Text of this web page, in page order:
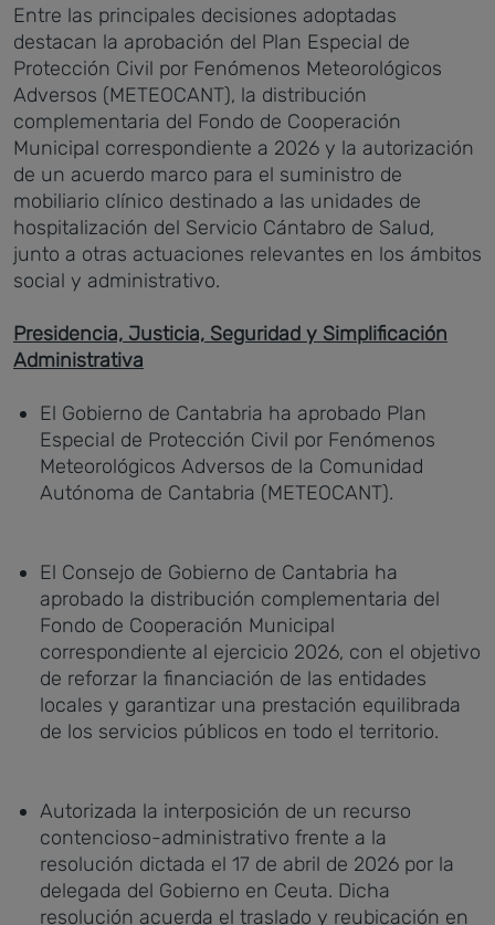
Entre las principales decisiones adoptadas
destacan la aprobación del Plan Especial de
Protección Civil por Fenómenos Meteorológicos
Adversos (METEOCANT), la distribución
complementaria del Fondo de Cooperación
Municipal correspondiente a 2026 y la autorización
de un acuerdo marco para el suministro de
mobiliario clínico destinado a las unidades de
hospitalización del Servicio Cántabro de Salud,
junto a otras actuaciones relevantes en los ámbitos
social y administrativo.
Presidencia, Justicia, Seguridad y Simplificación
Administrativa
El Gobierno de Cantabria ha aprobado Plan
Especial de Protección Civil por Fenómenos
Meteorológicos Adversos de la Comunidad
Autónoma de Cantabria (METEOCANT).
El Consejo de Gobierno de Cantabria ha
aprobado la distribución complementaria del
Fondo de Cooperación Municipal
correspondiente al ejercicio 2026, con el objetivo
de reforzar la financiación de las entidades
locales y garantizar una prestación equilibrada
de los servicios públicos en todo el territorio.
Autorizada la interposición de un recurso
contencioso-administrativo frente a la
resolución dictada el 17 de abril de 2026 por la
delegada del Gobierno en Ceuta. Dicha
resolución acuerda el traslado y reubicación en